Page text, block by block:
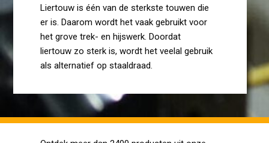
Liertouw is één van de sterkste touwen die
er is. Daarom wordt het vaak gebruikt voor
het grove trek- en hijswerk. Doordat
liertouw zo sterk is, wordt het veelal gebruik
als alternatief op staaldraad.